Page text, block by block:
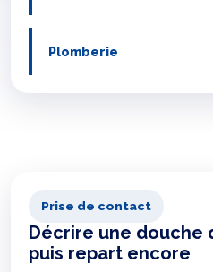
Plomberie
Prise de contact
Décrire une douche
puis repart encore